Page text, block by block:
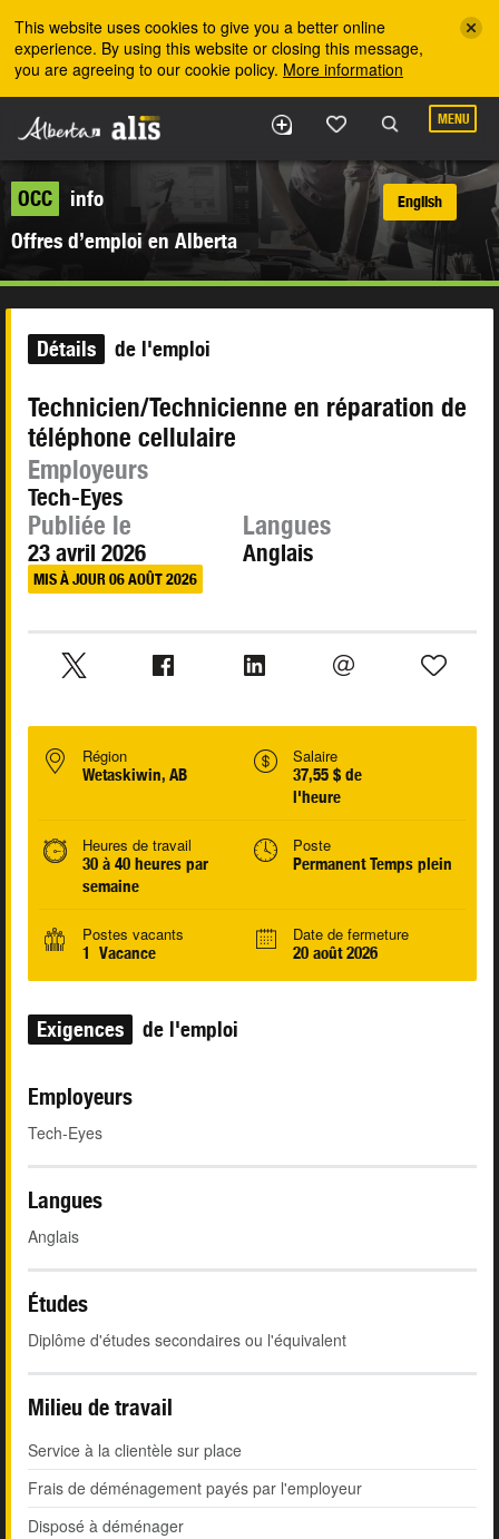
This website uses cookies to give you a better online
experience. By using this website or closing this message,
you are agreeing to our cookie policy. More information
MENU
OCC
info
Offres d’emploi en Alberta
English
Détails de l'emploi
Technicien/Technicienne en réparation de
téléphone cellulaire
Employeurs
Tech-Eyes
Publiée le
23 avril 2026
MIS À JOUR 06 AOÛT 2026
Langues
Anglais
Région
Wetaskiwin, AB
Salaire
37,55 $ de
l'heure
Heures de travail
30 à 40 heures par
semaine
Poste
Permanent Temps plein
Postes vacants
1 Vacance
Date de fermeture
20 août 2026
Exigences de l'emploi
Employeurs
Tech-Eyes
Langues
Anglais
Études
Diplôme d'études secondaires ou l'équivalent
Milieu de travail
Service à la clientèle sur place
Frais de déménagement payés par l'employeur
Disposé à déménager